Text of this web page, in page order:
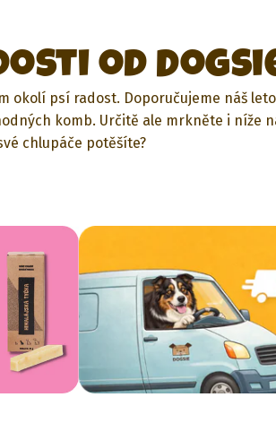
od
okolí psí radost. Doporučujeme náš
komb. Určitě ale mrkněte i níže
chlupáče potěšíte?